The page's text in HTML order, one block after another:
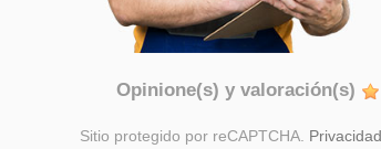
Opinione(s) y valoración(s)
Sitio protegido por reCAPTCHA. Privacidad